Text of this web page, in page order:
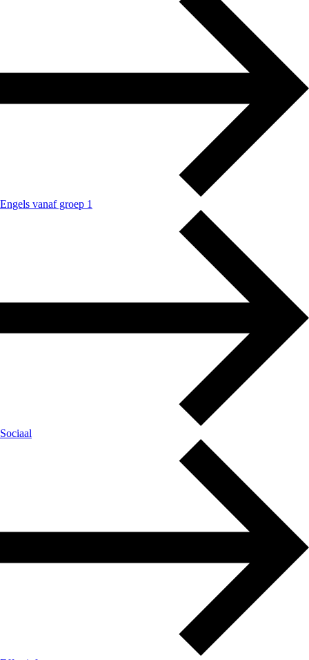
Engels vanaf groep 1
Sociaal